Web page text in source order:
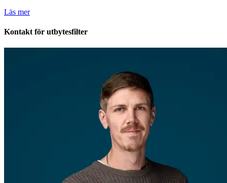
Läs mer
Kontakt för utbytesfilter